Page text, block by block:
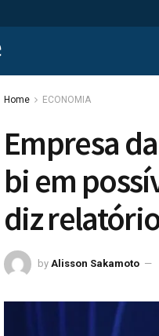
Home ECONOMIA
Empresa
bi em
diz
by Alisson Sakamoto